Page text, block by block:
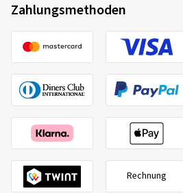
Zahlungsmethoden
Rechnung